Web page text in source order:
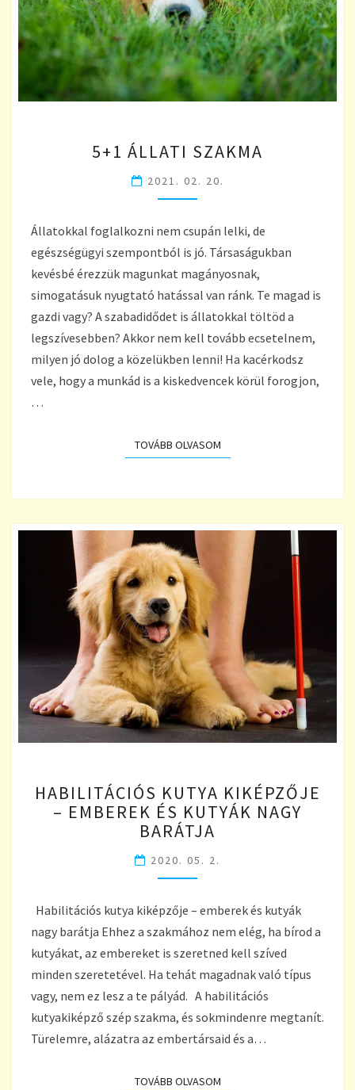
ÁLLATI
5+1 ÁLLATI SZAKMA
2021. 02. 20.
Állatokkal foglalkozni nem csupán lelki, de
egészségügyi szempontból is jó. Társaságukban
kevésbé érezzük magunkat magányosnak,
simogatásuk nyugtató hatással van ránk. Te magad is
gazdi vagy? A szabadidődet is állatokkal töltöd a
legszívesebben? Akkor nem kell tovább ecsetelnem,
milyen jó dolog a közelükben lenni! Ha kacérkodsz
vele, hogy a munkád is a kiskedvencek körül forogjon,
…
TOVÁBB OLVASOMTOVÁBB OLVASOM
KUTYA
KIKÉPZŐJE
–
ÉS
KUTYÁK
BARÁTJA
HABILITÁCIÓS KUTYA KIKÉPZŐJE
– EMBEREK ÉS KUTYÁK NAGY
BARÁTJA
2020. 05. 2.
Habilitációs kutya kiképzője – emberek és kutyák
nagy barátja Ehhez a szakmához nem elég, ha bírod a
kutyákat, az embereket is szeretned kell szíved
minden szeretetével. Ha tehát magadnak való típus
vagy, nem ez lesz a te pályád. A habilitációs
kutyakiképző szép szakma, és sokmindenre megtanít.
Türelemre, alázatra az embertársaid és a…
TOVÁBB OLVASOMTOVÁBB OLVASOM